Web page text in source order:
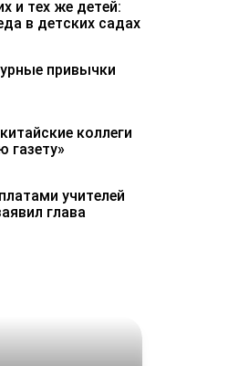
и тех же детей:
в детских садах
привычки
коллеги
газету»
учителей
глава